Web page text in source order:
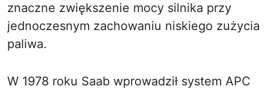
znaczne zwiększenie mocy silnika przy
jednoczesnym zachowaniu niskiego zużycia
paliwa.
W 1978 roku Saab wprowadził system APC